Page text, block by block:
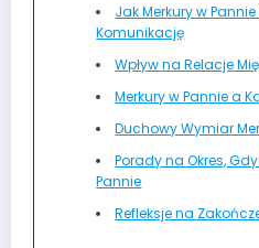
Jak Merkury w
Komunikację
Wpływ na Relacje
Merkury w Pannie a
Duchowy Wymiar
Porady na Okres,
Pannie
Refleksje na